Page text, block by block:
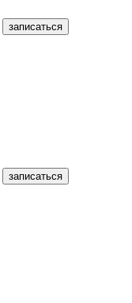
записаться
записаться